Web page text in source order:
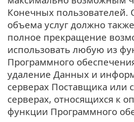
Конечных пользователей.
объема услуг должно
полное прекращение
использовать любую из
Программного
удаление Данных и
серверах Поставщика или
серверах, относящихся к
функции Программного